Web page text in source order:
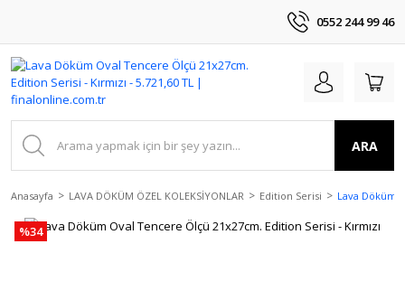
0552 244 99 46
ARA
Anasayfa LAVA DÖKÜM ÖZEL KOLEKSİYONLAR Edition Serisi Lava Döküm
%34